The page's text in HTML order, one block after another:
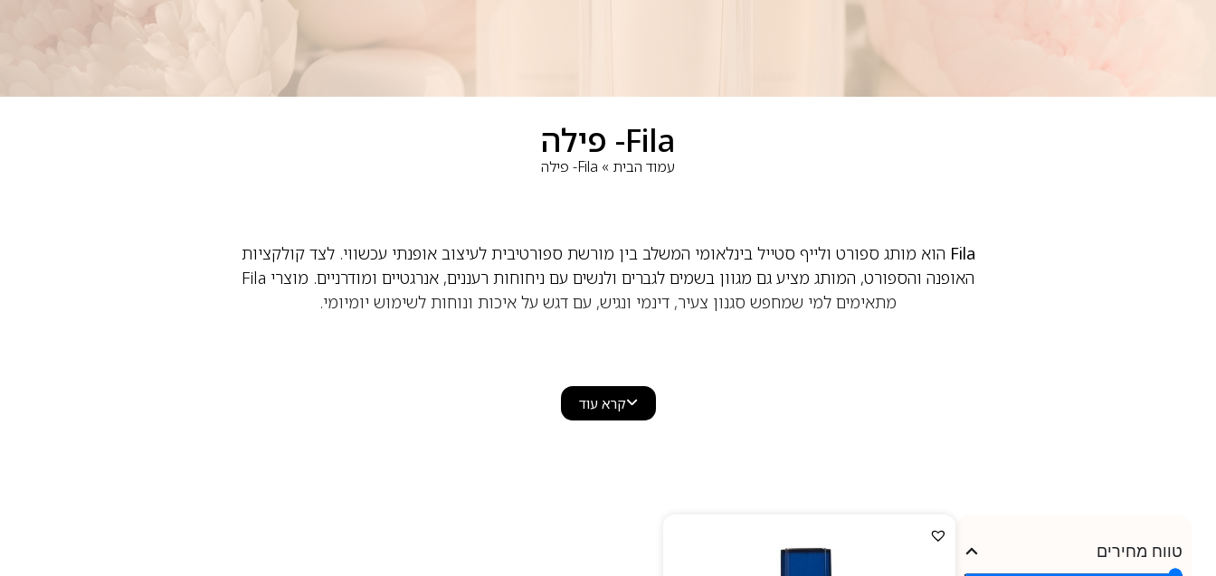
Fila- פילה
עמוד הבית » Fila- פילה
Fila הוא מותג ספורט ולייף סטייל בינלאומי המשלב בין מורשת ספורטיבית לעיצוב אופנתי עכשווי. לצד קולקציות
האופנה והספורט, המותג מציע גם מגוון בשמים לגברים ולנשים עם ניחוחות רעננים, אנרגטיים ומודרניים. מוצרי Fila
מתאימים למי שמחפש סגנון צעיר, דינמי ונגיש, עם דגש על איכות ונוחות לשימוש יומיומי.
קרא עוד
טווח מחירים